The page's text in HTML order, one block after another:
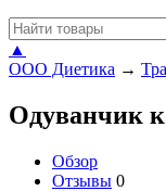
▲
ООО Диетика →
Одуванчик
Обзор
Отзывы 0